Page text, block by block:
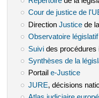
Cour de justice de
Direction Justice(le
de
Observatoire législatif
Suivi(le lien est externe)
des procédures
Synthèses de la
Portail e-Justice(le
JURE (le lien est
, décisions